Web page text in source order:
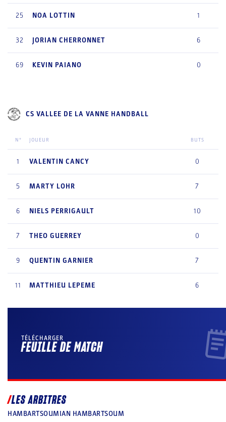
25 NOA LOTTIN 1
32 JORIAN CHERRONNET 6
69 KEVIN PAIANO 0
CS VALLEE DE LA VANNE HANDBALL
N° JOUEUR BUTS
1 VALENTIN CANCY 0
5 MARTY LOHR 7
6 NIELS PERRIGAULT 10
7 THEO GUERREY 0
9 QUENTIN GARNIER 7
11 MATTHIEU LEPEME 6
TÉLÉCHARGER
FEUILLE DE MATCH
LES ARBITRES
HAMBARTSOUMIAN HAMBARTSOUM